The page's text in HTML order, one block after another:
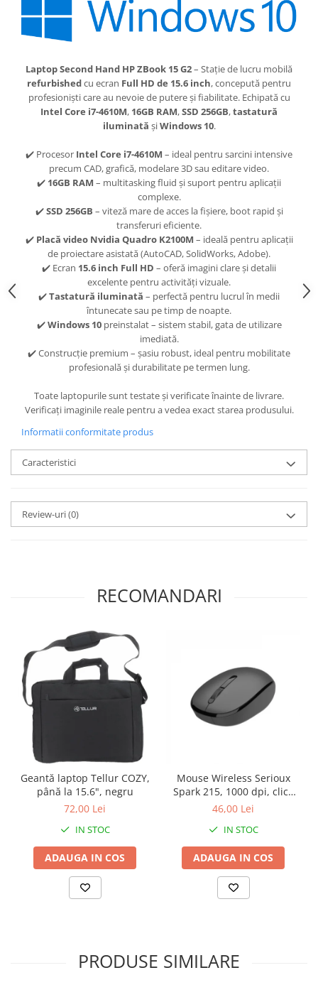
Laptop Second Hand HP ZBook 15 G2– Stație de lucru mobilă
refurbishedcu ecran Full HD de 15.6 inch, concepută pentru
profesioniști care au nevoie de putere și fiabilitate. Echipată cu
Intel Core i7-4610M, 16GB RAM,SSD 256GB,tastatură
iluminată șiWindows 10.
✔️ Procesor Intel Core i7-4610M – ideal pentru sarcini intensive
precum CAD, grafică, modelare 3D sau editare video.
✔️ 16GB RAM – multitasking fluid și suport pentru aplicații
complexe.
✔️SSD 256GB – viteză mare de acces la fișiere, boot rapid și
transferuri eficiente.
✔️ Placă video Nvidia Quadro K2100M – ideală pentru aplicații
de proiectare asistată (AutoCAD, SolidWorks, Adobe).
✔️ Ecran 15.6 inch Full HD – oferă imagini clare și detalii
excelente pentru activități vizuale.
✔️Tastatură iluminată – perfectă pentru lucrul în medii
întunecate sau pe timp de noapte.
✔️Windows 10preinstalat – sistem stabil, gata de utilizare
imediată.
✔️ Construcție premium – șasiu robust, ideal pentru mobilitate
profesională și durabilitate pe termen lung.
Toate laptopurile sunt testate și verificate înainte de livrare.
Verificați imaginile reale pentru a vedea exact starea produsului.
Informatii conformitate produs
Caracteristici
Review-uri(0)
RECOMANDARI
Geantă laptop Tellur COZY,
până la 15.6", negru
72,00 Lei
IN STOC
ADAUGA IN COS
Mouse Wireless Serioux
Spark 215, 1000 dpi, click
silentios
46,00 Lei
IN STOC
ADAUGA IN COS
PRODUSE SIMILARE